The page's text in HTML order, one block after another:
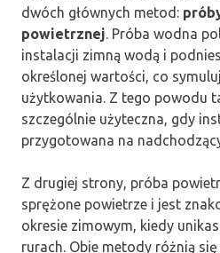
dwóch głównych metod:
powietrznej. Próba wodna
instalacji zimną wodą i
określonej wartości, co
użytkowania. Z tego powodu
szczególnie użyteczna, gdy
przygotowana na
Z drugiej strony, próba
sprężone powietrze i jest
okresie zimowym, kiedy
rurach. Obie metody różnią